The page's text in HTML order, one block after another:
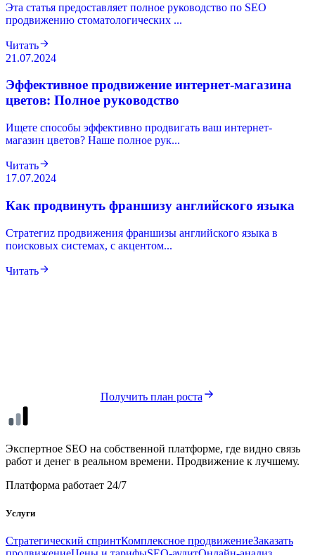
Эта статья предоставляет полное руководство по SEO
продвижению стоматологических ...
Читать
21.07.2024
Эффективное продвижение интернет-магазина
цветов: Полное руководство
Ищете способы эффективно продвигать ваш интернет-
магазин цветов? Наше полное рук...
Читать
17.07.2024
Как продвинуть франшизу английского языка
Cтратегиz продвижения франшизы английского языка в
поисковых системах, с акцентом...
Читать
Получить план роста
Экспертное SEO на собственной платформе, где видно связь
работ и денег в реальном времени. Продвижение к лучшему.
Платформа работает 24/7
Услуги
Стратегический спринтКомплексное продвижениеЗаказать